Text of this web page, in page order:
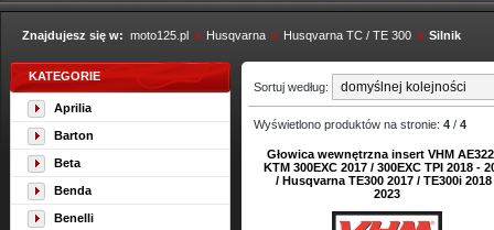
Znajdujesz się w: moto125.pl » Husqvarna » Husqvarna TC / TE 300 » Silnik
KATEGORIE
Aprilia
Barton
Beta
Benda
Benelli
Sortuj według:
Wyświetlono produktów na stronie: 4 / 4
Głowica wewnętrzna insert VHM
KTM 300EXC 2017 / 300EXC TPI 2018 -
/ Husqvarna TE300 2017 / TE300i 2018
2023